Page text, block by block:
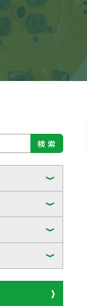
検 索